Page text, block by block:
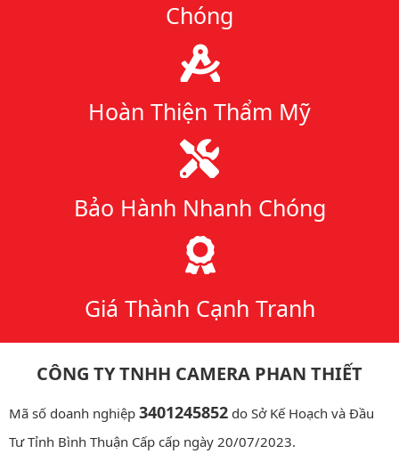
Chóng
Hoàn Thiện Thẩm Mỹ
Bảo Hành Nhanh Chóng
Giá Thành Cạnh Tranh
CÔNG TY TNHH CAMERA PHAN THIẾT
Mã số doanh nghiệp 3401245852 do Sở Kế Hoạch và Đầu
Tư Tỉnh Bình Thuận Cấp cấp ngày 20/07/2023.